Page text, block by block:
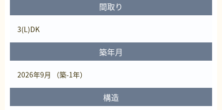
間取り
3(L)DK
築年月
2026年9月 （築-1年）
構造